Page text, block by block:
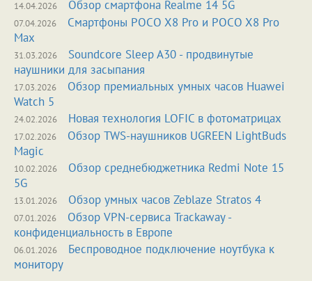
14.04.2026 Обзор смартфона Realme 14 5G
07.04.2026
Смартфоны POCO X8 Pro и POCO X8 Pro
Max
31.03.2026
Soundcore Sleep A30 - продвинутые
наушники для засыпания
17.03.2026
Обзор премиальных умных часов Huawei
Watch 5
24.02.2026 Новая технология LOFIC в фотоматрицах
17.02.2026
Обзор TWS-наушников UGREEN LightBuds
Magic
10.02.2026
Обзор среднебюджетника Redmi Note 15
5G
13.01.2026 Обзор умных часов Zeblaze Stratos 4
07.01.2026
Обзор VPN-сервиса Trackaway -
конфиденциальность в Европе
06.01.2026
Беспроводное подключение ноутбука к
монитору